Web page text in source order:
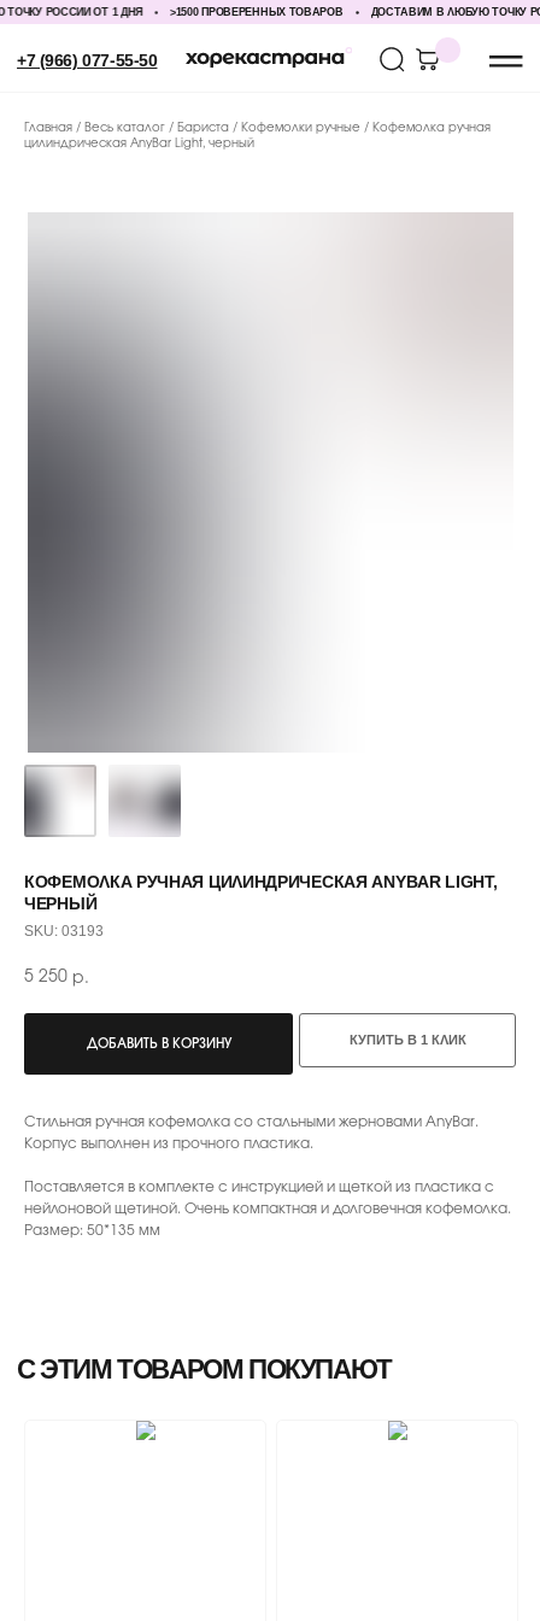
РОССИИ ОТ 1 ДНЯ >1500 ПРОВЕРЕННЫХ ТОВАРОВ ДОСТАВИМ В ЛЮБУЮ ТОЧКУ
Главная Весь каталог Бариста Кофемолки ручные
Кофемолка ручная
цилиндрическая AnyBar Light, черный
КОФЕМОЛКА РУЧНАЯ ЦИЛИНДРИЧЕСКАЯ ANYBAR LIGHT,
ЧЕРНЫЙ
SKU: 03193
5 250 р.
ДОБАВИТЬ В КОРЗИНУ КУПИТЬ В 1 КЛИК
Стильная ручная кофемолка со стальными жерновами AnyBar.
Корпус выполнен из прочного пластика.
Поставляется в комплекте с инструкцией и щеткой из пластика с
нейлоновой щетиной. Очень компактная и долговечная кофемолка.
Размер: 50*135 мм
С ЭТИМ ТОВАРОМ ПОКУПАЮТ